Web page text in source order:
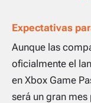
Expectativas
Aunque las
oficialmente el
en Xbox Game
será un gran